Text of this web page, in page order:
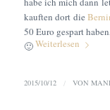
kauften dort die
50 Euro gespart
🙂Weiterlesen
2015/10/12 / VON